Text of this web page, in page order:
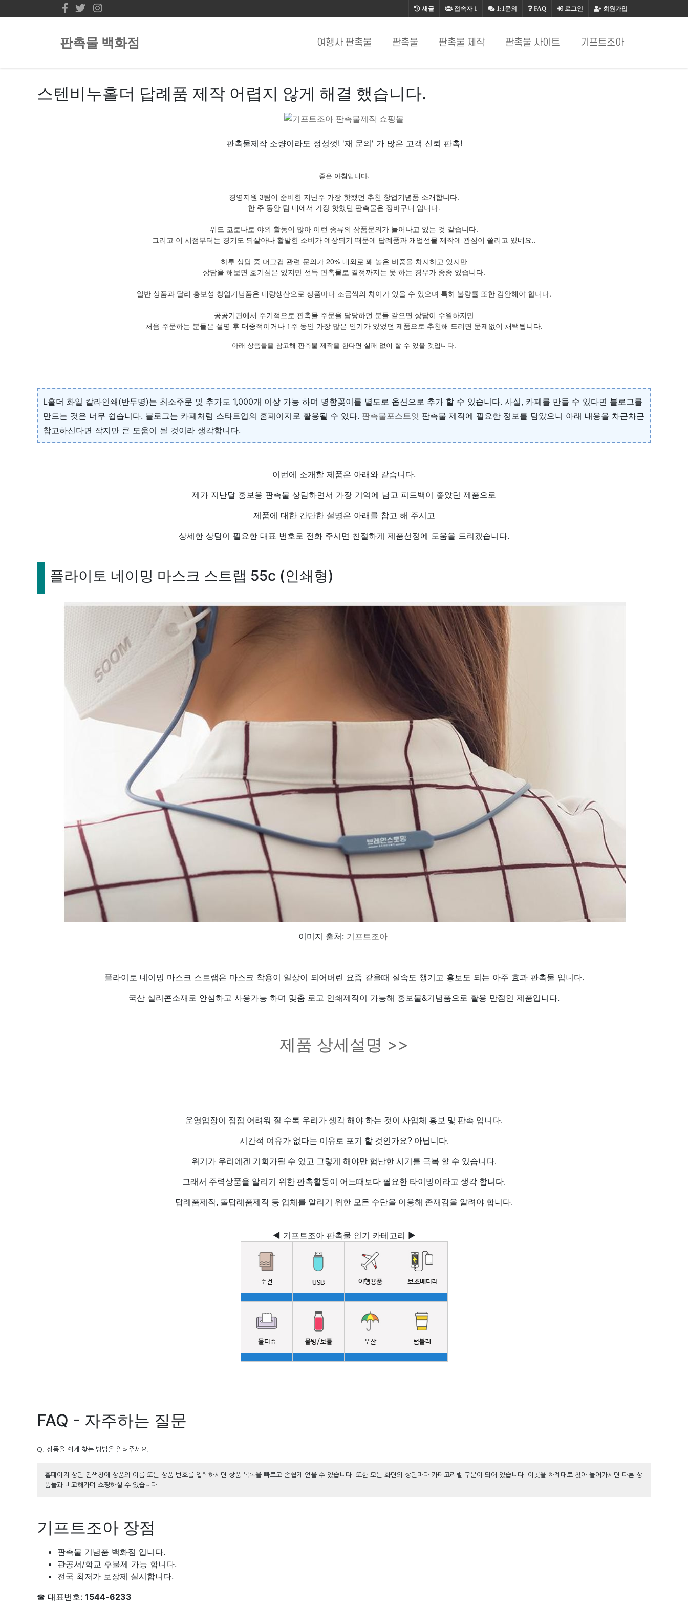
회원가입
로그인
FAQ
1:1문의
접속자1
새글
판촉물 백화점 여행사 판촉물 판촉물 판촉물 제작 판촉물 사이트 기프트조아
스텐비누홀더 답례품 제작 어렵지 않게 해결 했습니다.
판촉물제작 소량이라도 정성껏! '재 문의' 가 많은 고객 신뢰 판촉!
좋은 아침입니다.
경영지원 3팀이 준비한 지난주 가장 핫했던 추천 창업기념품 소개합니다.
한 주 동안 팀 내에서 가장 핫했던 판촉물은 장바구니 입니다.
위드 코로나로 야외 활동이 많아 이런 종류의 상품문의가 늘어나고 있는 것 같습니다.
그리고 이 시점부터는 경기도 되살아나 활발한 소비가 예상되기 때문에 답례품과 개업선물 제작에 관심이 쏠리고 있네요..
하루 상담 중 머그컵 관련 문의가 20% 내외로 꽤 높은 비중을 차지하고 있지만
상담을 해보면 호기심은 있지만 선득 판촉물로 결정까지는 못 하는 경우가 종종 있습니다.
일반 상품과 달리 홍보성 창업기념품은 대량생산으로 상품마다 조금씩의 차이가 있을 수 있으며 특히 불량률 또한 감안해야 합니다.
공공기관에서 주기적으로 판촉물 주문을 담당하던 분들 같으면 상담이 수월하지만
처음 주문하는 분들은 설명 후 대중적이거나 1주 동안 가장 많은 인기가 있었던 제품으로 추천해 드리면 문제없이 채택됩니다.
아래 상품들을 참고해 판촉물 제작을 한다면 실패 없이 할 수 있을 것입니다.
L홀더 화일 칼라인쇄(반투명)는 최소주문 및 추가도 1,000개 이상 가능 하며 명함꽂이를 별도로 옵션으로 추가 할 수 있습니다. 사실, 카페를 만들 수 있다면 블로그를
만드는 것은 너무 쉽습니다. 블로그는 카페처럼 스타트업의 홈페이지로 활용될 수 있다. 판촉물포스트잇 판촉물 제작에 필요한 정보를 담았으니 아래 내용을 차근차근
참고하신다면 작지만 큰 도움이 될 것이라 생각합니다.
이번에 소개할 제품은 아래와 같습니다.
제가 지난달 홍보용 판촉물 상담하면서 가장 기억에 남고 피드백이 좋았던 제품으로
제품에 대한 간단한 설명은 아래를 참고 해 주시고
상세한 상담이 필요한 대표 번호로 전화 주시면 친절하게 제품선정에 도움을 드리겠습니다.
플라이토 네이밍 마스크 스트랩 55c (인쇄형)
이미지 출처: 기프트조아
플라이토 네이밍 마스크 스트랩은 마스크 착용이 일상이 되어버린 요즘 같을때 실속도 챙기고 홍보도 되는 아주 효과 판촉물 입니다.
국산 실리콘소재로 안심하고 사용가능 하며 맞춤 로고 인쇄제작이 가능해 홍보물&기념품으로 활용 만점인 제품입니다.
제품 상세설명 >>
운영업장이 점점 어려워 질 수록 우리가 생각 해야 하는 것이 사업체 홍보 및 판촉 입니다.
시간적 여유가 없다는 이유로 포기 할 것인가요? 아닙니다.
위기가 우리에겐 기회가될 수 있고 그렇게 해야만 험난한 시기를 극복 할 수 있습니다.
그래서 주력상품을 알리기 위한 판촉활동이 어느때보다 필요한 타이밍이라고 생각 합니다.
답례품제작, 돌답례품제작 등 업체를 알리기 위한 모든 수단을 이용해 존재감을 알려야 합니다.
◀ 기프트조아 판촉물 인기 카테고리 ▶
FAQ - 자주하는 질문
Q. 상품을 쉽게 찾는 방법을 알려주세요.
홈페이지 상단 검색창에 상품의 이름 또는 상품 번호를 입력하시면 상품 목록을 빠르고 손쉽게 얻을 수 있습니다. 또한 모든 화면의 상단마다 카테고리별 구분이 되어 있습니다. 이곳을 차례대로 찾아 들어가시면 다른 상
품들과 비교해가며 쇼핑하실 수 있습니다.
기프트조아 장점
판촉물 기념품 백화점 입니다.
관공서/학교 후불제 가능 합니다.
전국 최저가 보장제 실시합니다.
☎ 대표번호: 1544-6233